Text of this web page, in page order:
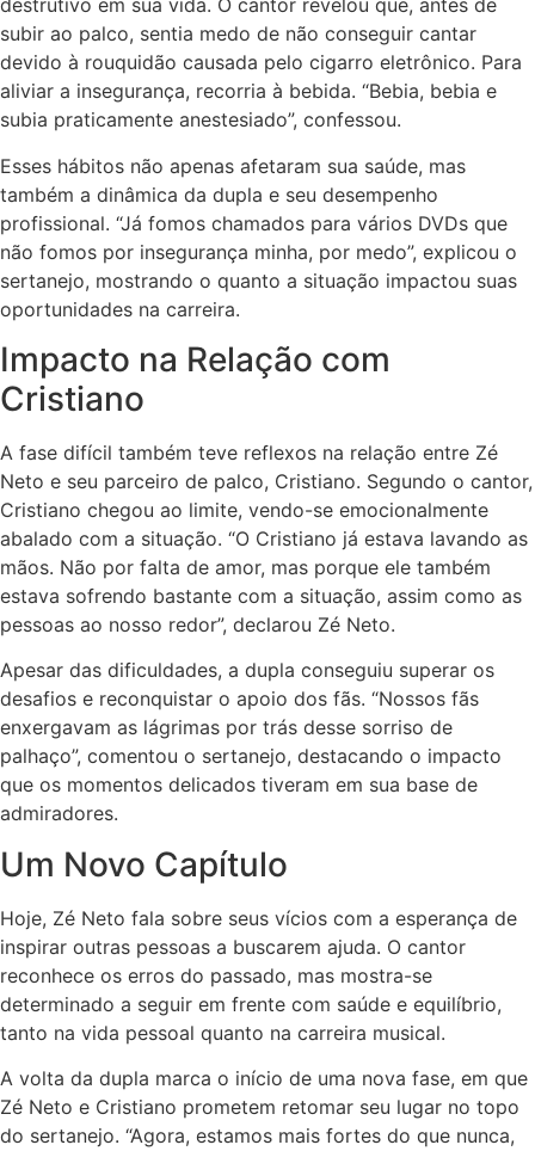
destrutivo em sua vida. O cantor revelou que, antes de
subir ao palco, sentia medo de não conseguir cantar
devido à rouquidão causada pelo cigarro eletrônico. Para
aliviar a insegurança, recorria à bebida. “Bebia, bebia e
subia praticamente anestesiado”, confessou.
Esses hábitos não apenas afetaram sua saúde, mas
também a dinâmica da dupla e seu desempenho
profissional. “Já fomos chamados para vários DVDs que
não fomos por insegurança minha, por medo”, explicou o
sertanejo, mostrando o quanto a situação impactou suas
oportunidades na carreira.
Impacto na Relação com
Cristiano
A fase difícil também teve reflexos na relação entre Zé
Neto e seu parceiro de palco, Cristiano. Segundo o cantor,
Cristiano chegou ao limite, vendo-se emocionalmente
abalado com a situação. “O Cristiano já estava lavando as
mãos. Não por falta de amor, mas porque ele também
estava sofrendo bastante com a situação, assim como as
pessoas ao nosso redor”, declarou Zé Neto.
Apesar das dificuldades, a dupla conseguiu superar os
desafios e reconquistar o apoio dos fãs. “Nossos fãs
enxergavam as lágrimas por trás desse sorriso de
palhaço”, comentou o sertanejo, destacando o impacto
que os momentos delicados tiveram em sua base de
admiradores.
Um Novo Capítulo
Hoje, Zé Neto fala sobre seus vícios com a esperança de
inspirar outras pessoas a buscarem ajuda. O cantor
reconhece os erros do passado, mas mostra-se
determinado a seguir em frente com saúde e equilíbrio,
tanto na vida pessoal quanto na carreira musical.
A volta da dupla marca o início de uma nova fase, em que
Zé Neto e Cristiano prometem retomar seu lugar no topo
do sertanejo. “Agora, estamos mais fortes do que nunca,